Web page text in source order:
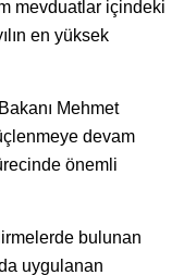
mevduatlar içindeki
en yüksek
Mehmet
devam
önemli
bulunan
uygulanan